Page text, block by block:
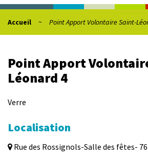
Accueil Point Apport Volontaire Saint-
Point Apport
Léonard 4
Verre
Localisation
Rue des Rossignols-Salle des fêtes-